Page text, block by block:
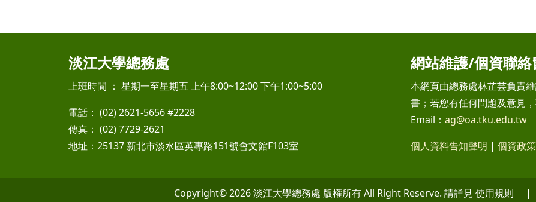
淡江大學總務處
上班時間 ： 星期一至星期五 上午8:00~12:00 下午1:00~5:00
電話： (02) 2621-5656 #2228
傳真： (02) 7729-2621
地址：25137 新北市淡水區英專路151號會文館F103室
網站維護/個資聯絡
本網頁由總務處林芷芸負責
書；若您有任何問題及意見，
Email： ag@oa.tku.edu.tw
個人資料告知聲明 | 個資政策
Copyright© 2026 淡江大學總務處 版權所有 All Right Reserve. 請詳見 使用規則